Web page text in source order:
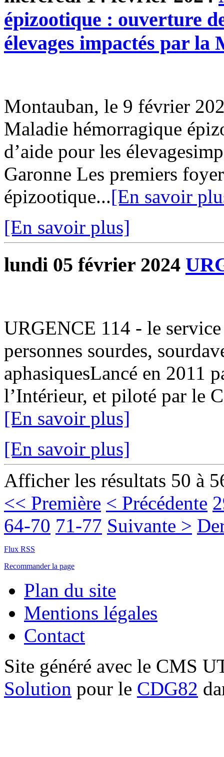
épizootique : ouverture
élevages impactés par
Montauban, le 9 février
Maladie hémorragique
d’aide pour les
Garonne Les premiers
épizootique...[En savoir
[En savoir plus]
lundi 05 février 2024
URGENCE 114 - le
personnes sourdes,
aphasiquesLancé en 2011
l’Intérieur, et piloté par le
[En savoir plus]
[En savoir plus]
Afficher les résultats 50 à
<< Première < Précédente
64-70 71-77 Suivante >
Flux RSS
Recommander la page
Plan du site
Mentions légales
Contact
Site généré avec le CMS
Solution pour le CDG82